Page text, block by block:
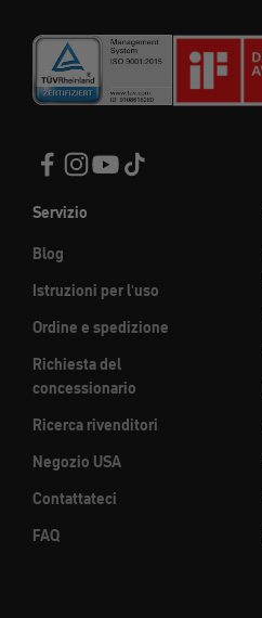
Servizio
Blog
Istruzioni per l'uso
Ordine e spedizione
Richiesta del
concessionario
Ricerca rivenditori
Negozio USA
Contattateci
FAQ